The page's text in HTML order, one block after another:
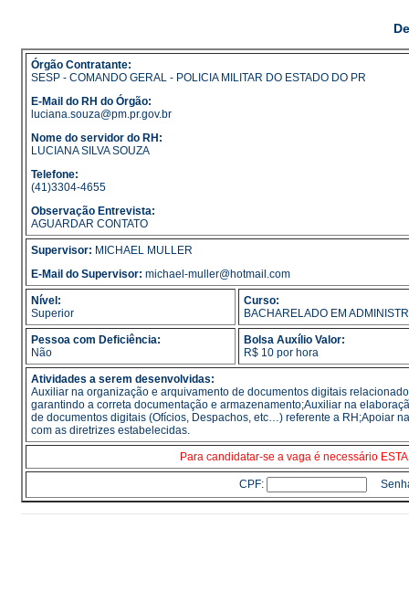
Órgão Contratante:
SESP - COMANDO GERAL - POLICIA MILITAR DO ESTADO DO PR
E-Mail do RH do Órgão:
luciana.souza@pm.pr.gov.br
Nome do servidor do RH:
LUCIANA SILVA SOUZA
Telefone:
(41)3304-4655
Observação Entrevista:
AGUARDAR CONTATO
Supervisor: MICHAEL MULLER
E-Mail do Supervisor: michael-muller@hotmail.com
Nível:
Superior
Curso:
BACHARELADO EM
Pessoa com Deficiência:
Não
Bolsa Auxílio Valor:
R$ 10 por hora
Atividades a serem desenvolvidas:
Auxiliar na organização e arquivamento de documentos digitais
garantindo a correta documentação e armazenamento;Auxiliar na
de documentos digitais (Ofícios, Despachos, etc…) referente a RH;Apoiar
com as diretrizes estabelecidas.
Para candidatar-se a vaga é necessário
CPF: